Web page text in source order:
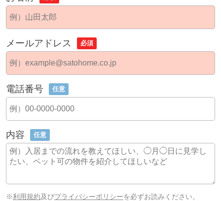
メールアドレス 必須
電話番号 任意
内容 任意
※利用規約及びプライバシーポリシーを必ずお読みください。